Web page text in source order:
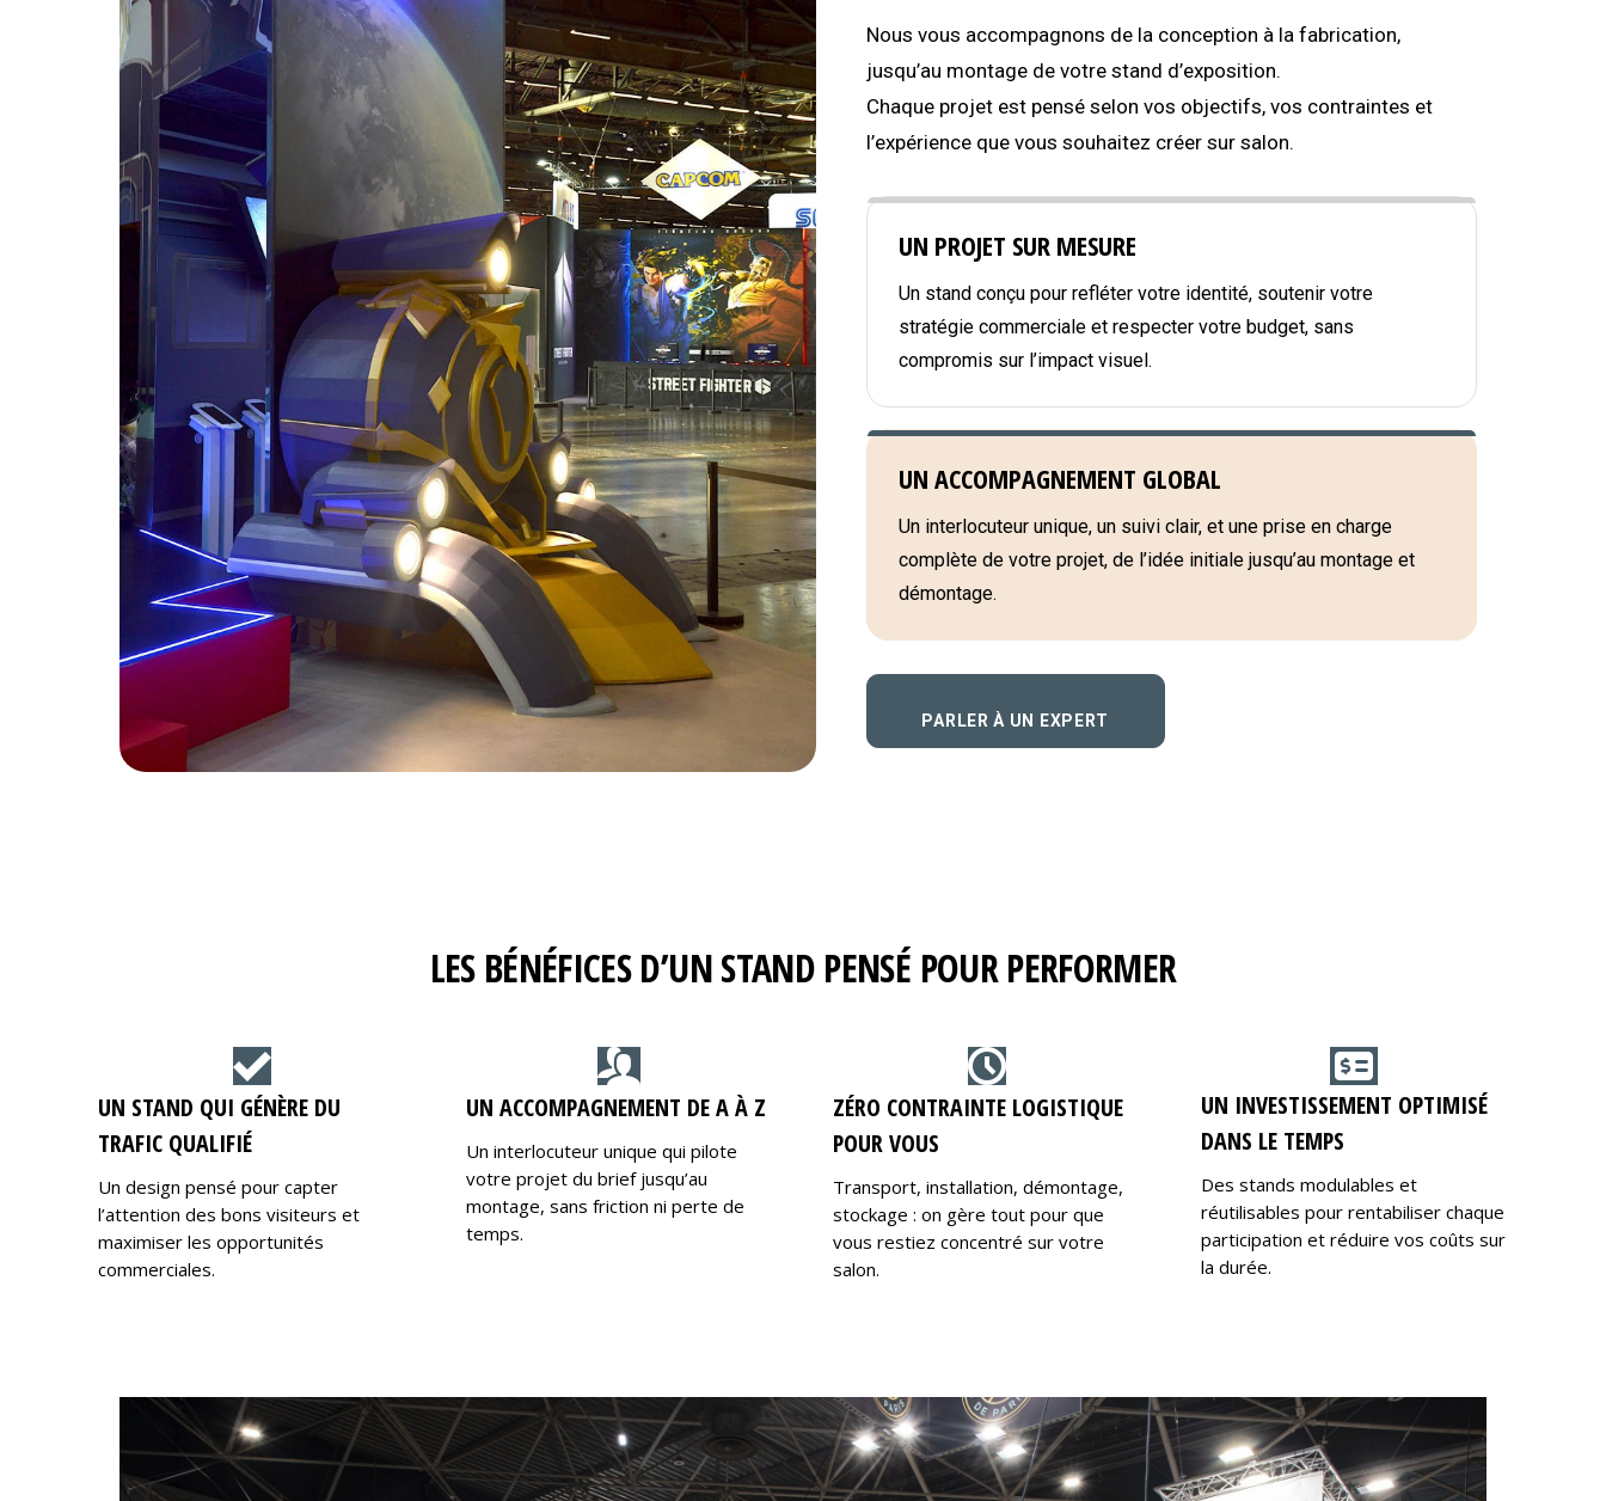
Nous vous accompagnons de la conception à la fabrication,
jusqu’au montage de votre stand d’exposition.
Chaque projet est pensé selon vos objectifs, vos contraintes et
l’expérience que vous souhaitez créer sur salon.
UN PROJET SUR MESURE
Un stand conçu pour refléter votre identité, soutenir votre
stratégie commerciale et respecter votre budget, sans
compromis sur l’impact visuel.
UN ACCOMPAGNEMENT GLOBAL
Un interlocuteur unique, un suivi clair, et une prise en charge
complète de votre projet, de l’idée initiale jusqu’au montage et
démontage.
PARLER À UN EXPERT
LES BÉNÉFICES D’UN STAND PENSÉ POUR PERFORMER
UN STAND QUI GÉNÈRE DU
TRAFIC QUALIFIÉ
Un design pensé pour capter
l’attention des bons visiteurs et
maximiser les opportunités
commerciales.
UN ACCOMPAGNEMENT DE A À Z
Un interlocuteur unique qui pilote
votre projet du brief jusqu’au
montage, sans friction ni perte de
temps.
ZÉRO CONTRAINTE LOGISTIQUE
POUR VOUS
Transport, installation, démontage,
stockage : on gère tout pour que
vous restiez concentré sur votre
salon.
UN INVESTISSEMENT OPTIMISÉ
DANS LE TEMPS
Des stands modulables et
réutilisables pour rentabiliser chaque
participation et réduire vos coûts sur
la durée.